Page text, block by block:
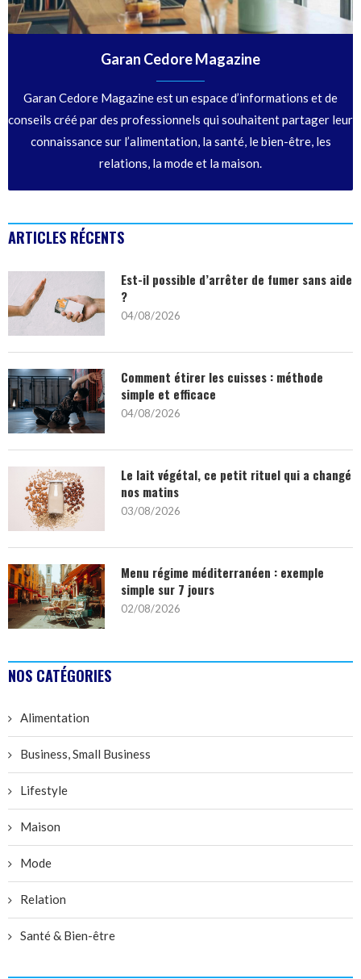
Garan Cedore Magazine
Garan Cedore Magazine est un espace d’informations et de
conseils créé par des professionnels qui souhaitent partager leur
connaissance sur l’alimentation, la santé, le bien-être, les
relations, la mode et la maison.
ARTICLES RÉCENTS
Est-il possible d’arrêter de fumer sans aide
?
04/08/2026
Comment étirer les cuisses : méthode
simple et efficace
04/08/2026
Le lait végétal, ce petit rituel qui a changé
nos matins
03/08/2026
Menu régime méditerranéen : exemple
simple sur 7 jours
02/08/2026
NOS CATÉGORIES
Alimentation
Business, Small Business
Lifestyle
Maison
Mode
Relation
Santé & Bien-être